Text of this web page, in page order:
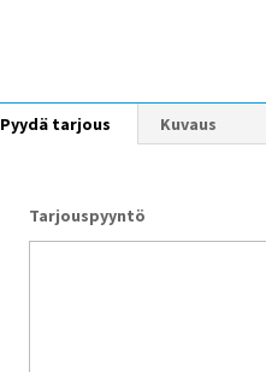
Pyydä tarjous Kuvaus
Tarjouspyyntö